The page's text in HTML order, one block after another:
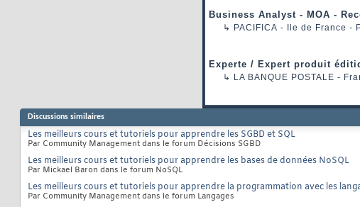
Business Analyst - MOA -
↳ PACIFICA - Ile de France -
Experte / Expert produit
↳ LA BANQUE POSTALE -
Discussions similaires
Les meilleurs cours et tutoriels pour apprendre les SGBD et SQL
Par Community Management dans le forum Décisions SGBD
Les meilleurs cours et tutoriels pour apprendre les bases de données NoSQL
Par Mickael Baron dans le forum NoSQL
Les meilleurs cours et tutoriels pour apprendre la programmation avec les
Par Community Management dans le forum Langages